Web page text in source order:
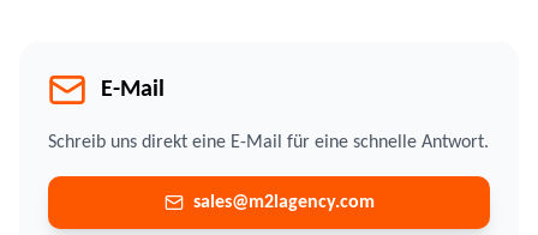
E-Mail
Schreib uns direkt eine E-Mail für eine schnelle Antwort.
sales@m2lagency.com